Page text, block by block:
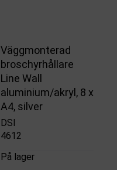
Väggmonterad
broschyrhållare
Line Wall
aluminium/akryl, 8 x
A4, silver
DSI
4612
På lager